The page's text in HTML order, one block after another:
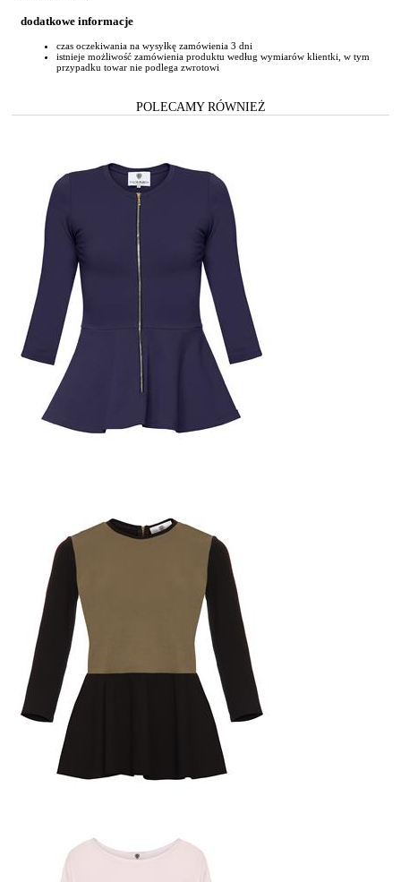
dodatkowe informacje
czas oczekiwania na wysyłkę zamówienia 3 dni
istnieje możliwość zamówienia produktu według wymiarów klientki, w tym
przypadku towar nie podlega zwrotowi
POLECAMY RÓWNIEŻ